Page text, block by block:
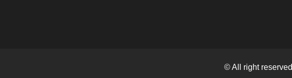
© All right reserved